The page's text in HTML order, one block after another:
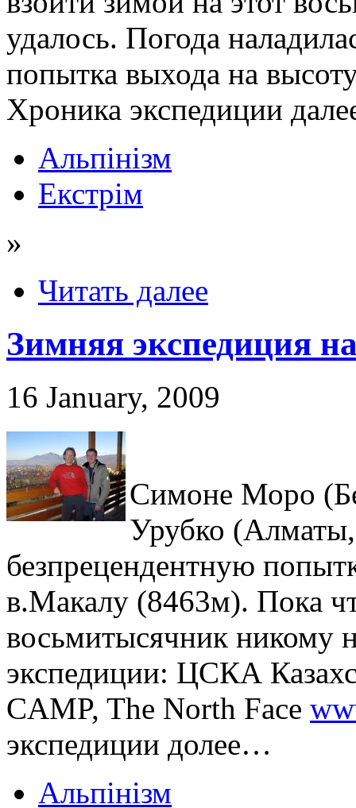
удалось. Погода
попытка выхода на
Хроника экспедиции
Альпінізм
Екстрім
»
Читать далее
Зимняя экспедиция
16 January, 2009
Симоне Моро
Урубко
безпрецендентную
в.Макалу (8463м). Пока
восьмитысячник никому
экспедиции: ЦСКА
CAMP, The North Face
экспедиции долее…
Альпінізм